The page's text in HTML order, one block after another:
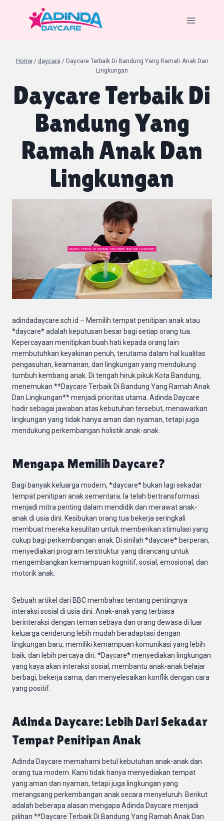
Home / daycare / Daycare Terbaik Di Bandung Yang Ramah Anak Dan
Lingkungan
Daycare Terbaik Di
Bandung Yang
Ramah Anak Dan
Lingkungan
adindadaycare.sch.id – Memilih tempat penitipan anak atau
*daycare* adalah keputusan besar bagi setiap orang tua.
Kepercayaan menitipkan buah hati kepada orang lain
membutuhkan keyakinan penuh, terutama dalam hal kualitas
pengasuhan, keamanan, dan lingkungan yang mendukung
tumbuh kembang anak. Di tengah hiruk pikuk Kota Bandung,
menemukan **Daycare Terbaik Di Bandung Yang Ramah Anak
Dan Lingkungan** menjadi prioritas utama. Adinda Daycare
hadir sebagai jawaban atas kebutuhan tersebut, menawarkan
lingkungan yang tidak hanya aman dan nyaman, tetapi juga
mendukung perkembangan holistik anak-anak.
Mengapa Memilih Daycare?
Bagi banyak keluarga modern, *daycare* bukan lagi sekadar
tempat penitipan anak sementara. Ia telah bertransformasi
menjadi mitra penting dalam mendidik dan merawat anak-
anak di usia dini. Kesibukan orang tua bekerja seringkali
membuat mereka kesulitan untuk memberikan stimulasi yang
cukup bagi perkembangan anak. Di sinilah *daycare* berperan,
menyediakan program terstruktur yang dirancang untuk
mengembangkan kemampuan kognitif, sosial, emosional, dan
motorik anak.
Sebuah artikel dari BBC membahas tentang pentingnya
interaksi sosial di usia dini. Anak-anak yang terbiasa
berinteraksi dengan teman sebaya dan orang dewasa di luar
keluarga cenderung lebih mudah beradaptasi dengan
lingkungan baru, memiliki kemampuan komunikasi yang lebih
baik, dan lebih percaya diri. *Daycare* menyediakan lingkungan
yang kaya akan interaksi sosial, membantu anak-anak belajar
berbagi, bekerja sama, dan menyelesaikan konflik dengan cara
yang positif.
Adinda Daycare: Lebih Dari Sekadar
Tempat Penitipan Anak
Adinda Daycare memahami betul kebutuhan anak-anak dan
orang tua modern. Kami tidak hanya menyediakan tempat
yang aman dan nyaman, tetapi juga lingkungan yang
merangsang perkembangan anak secara menyeluruh. Berikut
adalah beberapa alasan mengapa Adinda Daycare menjadi
pilihan **Daycare Terbaik Di Bandung Yang Ramah Anak Dan